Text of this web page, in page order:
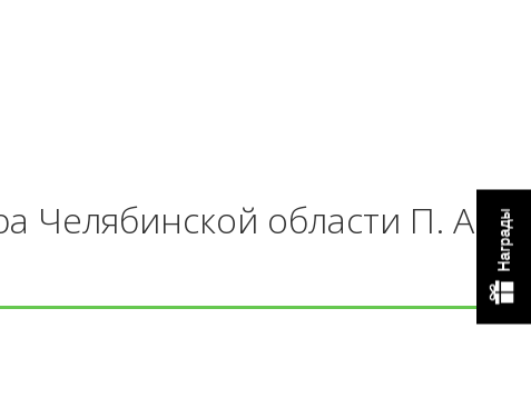
Челябинской области П. А. Награды